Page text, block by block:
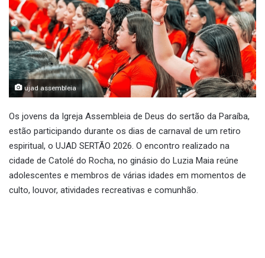
ujad assembleia
Os jovens da Igreja Assembleia de Deus do sertão da Paraíba,
estão participando durante os dias de carnaval de um retiro
espiritual, o UJAD SERTÃO 2026. O encontro realizado na
cidade de Catolé do Rocha, no ginásio do Luzia Maia reúne
adolescentes e membros de várias idades em momentos de
culto, louvor, atividades recreativas e comunhão.